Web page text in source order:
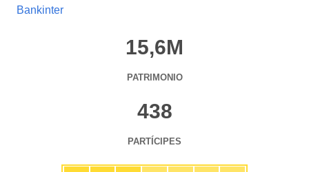
Bankinter
15,6M
PATRIMONIO
438
PARTÍCIPES